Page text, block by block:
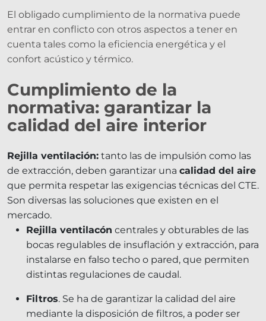
El obligado cumplimiento de la normativa puede
entrar en conflicto con otros aspectos a tener en
cuenta tales como la eficiencia energética y el
confort acústico y térmico.
Cumplimiento de la
normativa: garantizar la
calidad del aire interior
Rejilla ventilación: tanto las de impulsión como las
de extracción, deben garantizar una calidad del aire
que permita respetar las exigencias técnicas del CTE.
Son diversas las soluciones que existen en el
mercado.
Rejilla ventilacón centrales y obturables de las
bocas regulables de insuflación y extracción, para
instalarse en falso techo o pared, que permiten
distintas regulaciones de caudal.
Filtros. Se ha de garantizar la calidad del aire
mediante la disposición de filtros, a poder ser